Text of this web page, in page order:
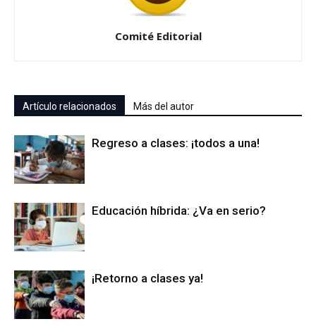
Comité Editorial
Artículo relacionados Más del autor
Regreso a clases: ¡todos a una!
Educación híbrida: ¿Va en serio?
¡Retorno a clases ya!